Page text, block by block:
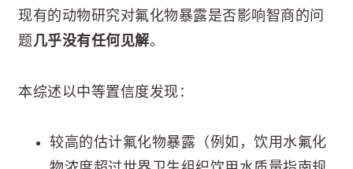
现有的动物研究对氟化物暴露是否影响智商的问
题几乎没有任何见解。
本综述以中等置信度发现：
较高的估计氟化物暴露（例如，饮用水氟化